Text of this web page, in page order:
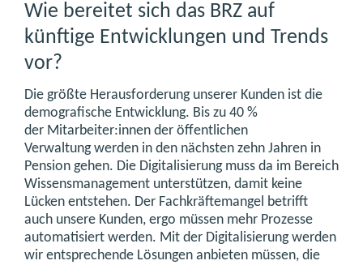
Wie bereitet sich das BRZ auf
künftige Entwicklungen und Trends
vor?
Die größte Herausforderung unserer Kunden ist die
demografische Entwicklung. Bis zu 40 %
der Mitarbeiter:innen der öffentlichen
Verwaltung werden in den nächsten zehn Jahren in
Pension gehen. Die Digitalisierung muss da im Bereich
Wissensmanagement unterstützen, damit keine
Lücken entstehen. Der Fachkräftemangel betrifft
auch unsere Kunden, ergo müssen mehr Prozesse
automatisiert werden. Mit der Digitalisierung werden
wir entsprechende Lösungen anbieten müssen, die